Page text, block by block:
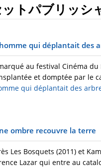
トパブリッシ
qui déplantait des
au festival Cinéma
et domptée par le
qui déplantait des
ombre recouvre la terre
Les Bosquets (2011) et
Lazar qui entre au